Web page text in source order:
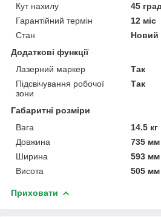
Кут нахилу
45
Гарантійний термін
12 міс
Стан
Новий
Додаткові функції
Лазерний маркер
Так
Підсвічування робочої
зони
Так
Габаритні розміри
Вага
14.5 кг
Довжина
735 мм
Ширина
593 мм
Висота
505 мм
Приховати